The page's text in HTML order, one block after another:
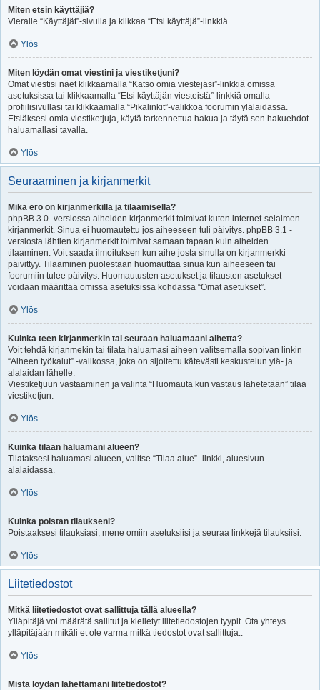
Miten etsin käyttäjiä?
Vieraile “Käyttäjät”-sivulla ja klikkaa “Etsi käyttäjä”-linkkiä.
Ylös
Miten löydän omat viestini ja viestiketjuni?
Omat viestisi näet klikkaamalla “Katso omia viestejäsi”-linkkiä omissa
asetuksissa tai klikkaamalla “Etsi käyttäjän viesteistä”-linkkiä omalla
profiilisivullasi tai klikkaamalla “Pikalinkit”-valikkoa foorumin ylälaidassa.
Etsiäksesi omia viestiketjuja, käytä tarkennettua hakua ja täytä sen hakuehdot
haluamallasi tavalla.
Ylös
Seuraaminen ja kirjanmerkit
Mikä ero on kirjanmerkillä ja tilaamisella?
phpBB 3.0 -versiossa aiheiden kirjanmerkit toimivat kuten internet-selaimen
kirjanmerkit. Sinua ei huomautettu jos aiheeseen tuli päivitys. phpBB 3.1 -
versiosta lähtien kirjanmerkit toimivat samaan tapaan kuin aiheiden
tilaaminen. Voit saada ilmoituksen kun aihe josta sinulla on kirjanmerkki
päivittyy. Tilaaminen puolestaan huomauttaa sinua kun aiheeseen tai
foorumiin tulee päivitys. Huomautusten asetukset ja tilausten asetukset
voidaan määrittää omissa asetuksissa kohdassa “Omat asetukset”.
Ylös
Kuinka teen kirjanmerkin tai seuraan haluamaani aihetta?
Voit tehdä kirjanmekin tai tilata haluamasi aiheen valitsemalla sopivan linkin
“Aiheen työkalut” -valikossa, joka on sijoitettu kätevästi keskustelun ylä- ja
alalaidan lähelle.
Viestiketjuun vastaaminen ja valinta “Huomauta kun vastaus lähetetään” tilaa
viestiketjun.
Ylös
Kuinka tilaan haluamani alueen?
Tilataksesi haluamasi alueen, valitse “Tilaa alue” -linkki, aluesivun
alalaidassa.
Ylös
Kuinka poistan tilaukseni?
Poistaaksesi tilauksiasi, mene omiin asetuksiisi ja seuraa linkkejä tilauksiisi.
Ylös
Liitetiedostot
Mitkä liitetiedostot ovat sallittuja tällä alueella?
Ylläpitäjä voi määrätä sallitut ja kielletyt liitetiedostojen tyypit. Ota yhteys
ylläpitäjään mikäli et ole varma mitkä tiedostot ovat sallittuja..
Ylös
Mistä löydän lähettämäni liitetiedostot?